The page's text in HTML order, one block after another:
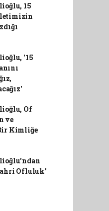
15
'15
Of
ve
Kimliğe
Ofluluk'